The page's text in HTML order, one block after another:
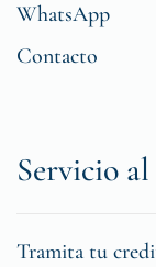
WhatsApp
Contacto
Servicio
Tramita tu